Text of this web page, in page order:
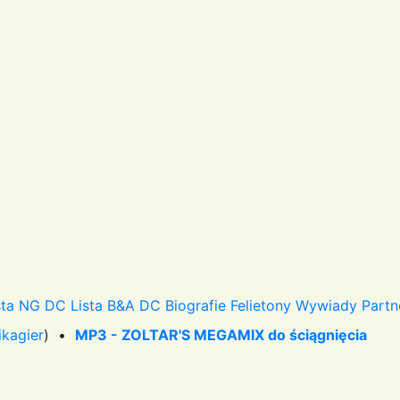
NG DC Lista B&A DC Biografie Felietony Wywiady
) • MP3 - ZOLTAR'S MEGAMIX do ściągnięcia